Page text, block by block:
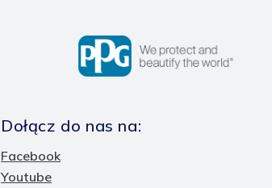
Dołącz do nas na:
Facebook
Youtube